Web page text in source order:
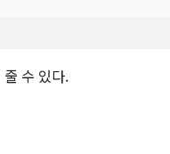
수 있다.